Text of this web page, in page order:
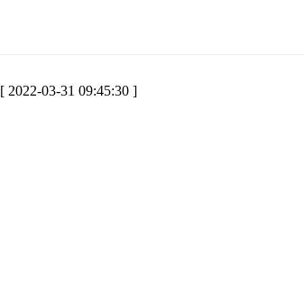
[ 2022-03-31 09:45:30 ]